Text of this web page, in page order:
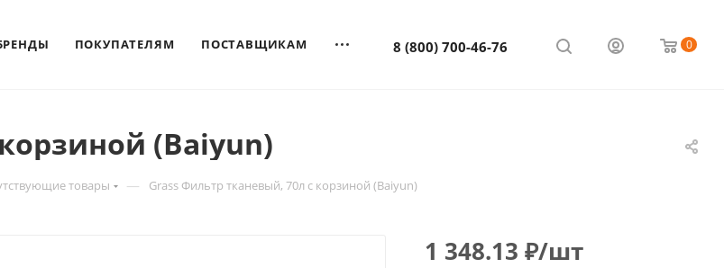
8 (800) 700-46-76 0
ПОКУПАТЕЛЯМ ПОСТАВЩИКАМ
(Baiyun)
товары — Grass Фильтр тканевый, 70л c корзиной (Baiyun)
1 348.13 ₽/шт